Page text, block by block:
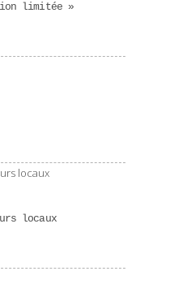
limitée »
locaux